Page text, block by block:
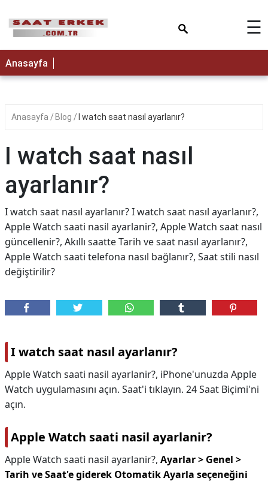
☰
Anasayfa
Anasayfa Blog I watch saat nasıl ayarlanır?
I watch saat nasıl
ayarlanır?
I watch saat nasıl ayarlanır? I watch saat nasıl ayarlanır?,
Apple Watch saati nasil ayarlanir?, Apple Watch saat nasıl
güncellenir?, Akıllı saatte Tarih ve saat nasıl ayarlanır?,
Apple Watch saati telefona nasıl bağlanır?, Saat stili nasıl
değiştirilir?
I watch saat nasıl ayarlanır?
Apple Watch saati nasil ayarlanir?, iPhone'unuzda Apple
Watch uygulamasını açın. Saat'i tıklayın. 24 Saat Biçimi'ni
açın.
Apple Watch saati nasil ayarlanir?
Apple Watch saati nasil ayarlanir?, Ayarlar > Genel >
Tarih ve Saat'e giderek Otomatik Ayarla seçeneğini